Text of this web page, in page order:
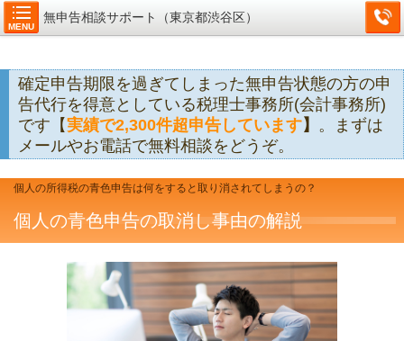
MENU
無申告相談サポート（東京都渋谷区）
確定申告期限を過ぎてしまった無申告状態の方の申
告代行を得意としている税理士事務所(会計事務所)
です【実績で2,300件超申告しています】 。まずは
メールやお電話で無料相談をどうぞ。
個人の所得税の青色申告は何をすると取り消されてしまうの？
個人の青色申告の取消し事由の解説